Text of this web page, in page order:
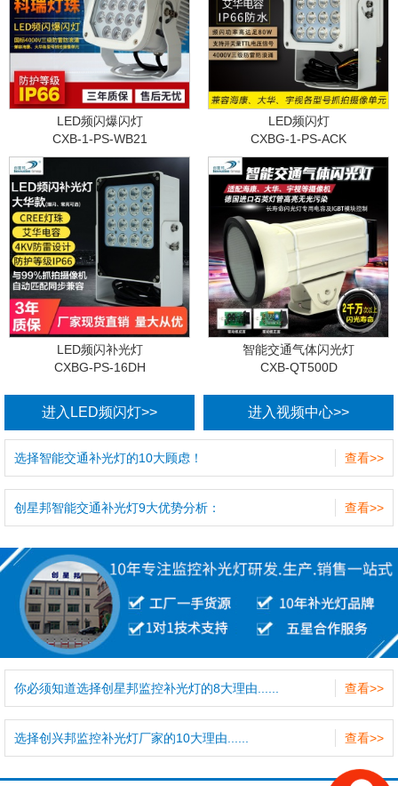
LED频闪爆闪灯
CXB-1-PS-WB21
LED频闪灯
CXBG-1-PS-ACK
LED频闪补光灯
CXBG-PS-16DH
智能交通气体闪光灯
CXB-QT500D
进入LED频闪灯>> 进入视频中心>>
查看>>
选择智能交通补光灯的10大顾虑！
查看>>
创星邦智能交通补光灯9大优势分析：
查看>>
你必须知道选择创星邦监控补光灯的8大理由......
查看>>
选择创兴邦监控补光灯厂家的10大理由......